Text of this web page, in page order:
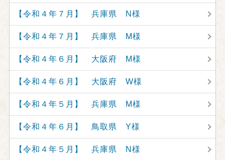
【令和４年７月】 兵庫県 N様
【令和４年７月】 兵庫県 M様
【令和４年６月】 大阪府 M様
【令和４年６月】 大阪府 W様
【令和４年５月】 兵庫県 M様
【令和４年６月】 鳥取県 Y様
【令和４年５月】 兵庫県 N様